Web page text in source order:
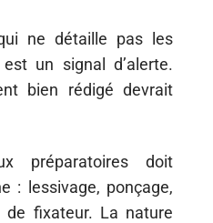
ne détaille pas les
un signal d’alerte.
bien rédigé devrait
préparatoires doit
: lessivage, ponçage,
de fixateur. La nature